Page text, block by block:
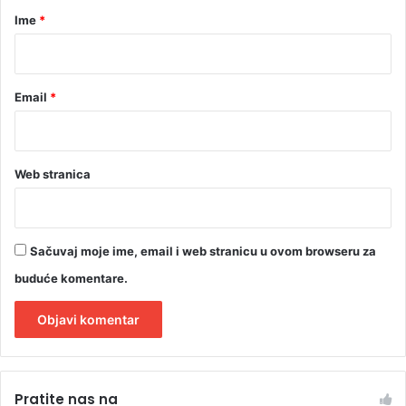
rIme *
Email *
Web stranica
Sačuvaj moje ime, email i web stranicu u ovom browseru za
buduće komentare.
Pratite nas na